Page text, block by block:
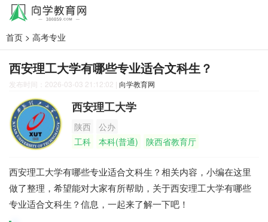
首页 > 高考专业
西安理工大学有哪些专业适合文科生？
发布时间：2026-03-03 21:12:02 | 向学教育网
西安理工大学
陕西
公办
工科
本科(普通) 陕西省教育厅
西安理工大学有哪些专业适合文科生？相关内容，小编在这里
做了整理，希望能对大家有所帮助，关于西安理工大学有哪些
专业适合文科生？信息，一起来了解一下吧！